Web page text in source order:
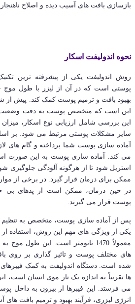
بازسازی بافت های آسیب دیده و اصلاح
نحوه اندولیفت اسکار
روش اندولیفت یکی از پیشرفته ترین
پوستی است که در آن از لیزر با طول موج
بهبود بافت و ترمیم پوست کمک کند. پیش از
این است که متخصص پوست به دقت
این بررسی شامل ارزیابی نوع اسکار،
سایر مشکلات پوستی مرتبط می شود. بر
آماده سازی پوست شما پرداخته و گام های
می کند. آماده سازی پوست به این صورت است
استریل شود تا از هرگونه آلودگی جلوگیری
ممکن برای درمان قرار گیرد. در برخی از
در حین درمان، ممکن است از پدهای بی
پوست قرار می گیرند.
پس از آماده سازی پوست، متخصص به تنظیم
یکی از ویژگی های مهم این روش، استفاده
معمولاً 1470 نانومتر است. این طول
های مختلف پوست و تاثیر گذاری بر روی
شده است. دستگاه اندولیفت به کمک
ها تقریباً به اندازه یک تار موی انسان
می فرستد. این فیبرها از بیرون به داخل
انرژی لیزری، فرآیند بهبود و ترمیم بافت